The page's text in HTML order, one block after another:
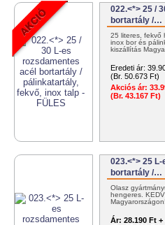
022.<*> 25 /
bortartály /…
25 literes, fekvő
inox bor és
kiszállítás
Eredeti ár:
(Br. 50.673 Ft)
Akciós ár:
(Br. 43.167 Ft)
023.<*> 25
bortartály /…
Olasz
hengeres.
Ár: 28.190 Ft +